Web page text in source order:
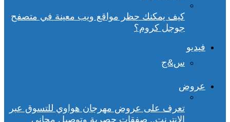
كيف يمكنك حظر مواقع ويب معينة في متصفح
جوجل كروم؟
فيديو
س&ج
عروض
تعرف على عروض مهرجان هواوي للتسوق عبر
الإنترنت.. صفقات حصرية وتوصيل مجاني